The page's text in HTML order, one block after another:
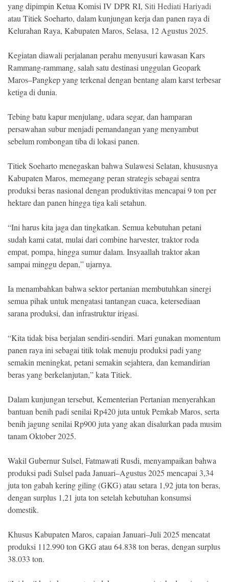
©
Copyright
.
All
Right
Reserved
yang dipimpin Ketua Komisi IV DPR RI, Siti Hediati Hariyadi
atau Titiek Soeharto, dalam kunjungan kerja dan panen raya di
Kelurahan Raya, Kabupaten Maros, Selasa, 12 Agustus 2025.
Kegiatan diawali perjalanan perahu menyusuri kawasan Kars
Rammang-rammang, salah satu destinasi unggulan Geopark
Maros–Pangkep yang terkenal dengan bentang alam karst terbesar
ketiga di dunia.
Tebing batu kapur menjulang, udara segar, dan hamparan
persawahan subur menjadi pemandangan yang menyambut
sebelum rombongan tiba di lokasi panen.
Titiek Soeharto menegaskan bahwa Sulawesi Selatan, khususnya
Kabupaten Maros, memegang peran strategis sebagai sentra
produksi beras nasional dengan produktivitas mencapai 9 ton per
hektare dan panen hingga tiga kali setahun.
“Ini harus kita jaga dan tingkatkan. Semua kebutuhan petani
sudah kami catat, mulai dari combine harvester, traktor roda
empat, pompa, hingga sumur dalam. Insyaallah traktor akan
sampai minggu depan,” ujarnya.
Ia menambahkan bahwa sektor pertanian membutuhkan sinergi
semua pihak untuk mengatasi tantangan cuaca, ketersediaan
sarana produksi, dan infrastruktur irigasi.
“Kita tidak bisa berjalan sendiri-sendiri. Mari gunakan momentum
panen raya ini sebagai titik tolak menuju produksi padi yang
semakin meningkat, petani semakin sejahtera, dan kemandirian
beras yang berkelanjutan,” kata Titiek.
Dalam kunjungan tersebut, Kementerian Pertanian menyerahkan
bantuan benih padi senilai Rp420 juta untuk Pemkab Maros, serta
benih jagung senilai Rp900 juta yang akan disalurkan pada musim
tanam Oktober 2025.
Wakil Gubernur Sulsel, Fatmawati Rusdi, menyampaikan bahwa
produksi padi Sulsel pada Januari–Agustus 2025 mencapai 3,34
juta ton gabah kering giling (GKG) atau setara 1,92 juta ton beras,
dengan surplus 1,21 juta ton setelah kebutuhan konsumsi
domestik.
Khusus Kabupaten Maros, capaian Januari–Juli 2025 mencatat
produksi 112.990 ton GKG atau 64.838 ton beras, dengan surplus
38.033 ton.